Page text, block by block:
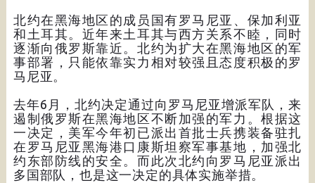
北约在黑海地区的成员国有罗马尼亚、保加利亚
和土耳其。近年来土耳其与西方关系不睦，同时
逐渐向俄罗斯靠近。北约为扩大在黑海地区的军
事部署，只能依靠实力相对较强且态度积极的罗
马尼亚。
去年6月，北约决定通过向罗马尼亚增派军队，来
遏制俄罗斯在黑海地区不断加强的军力。根据这
一决定，美军今年初已派出首批士兵携装备驻扎
在罗马尼亚黑海港口康斯坦察军事基地，加强北
约东部防线的安全。而此次北约向罗马尼亚派出
多国部队，也是这一决定的具体实施举措。